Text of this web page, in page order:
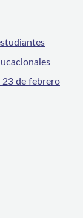
23 de febrero